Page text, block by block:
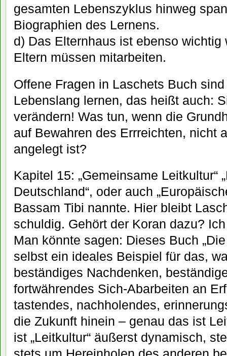
gesamten Lebenszyklus hinweg
Biographien des Lernens.
d) Das Elternhaus ist ebenso wichtig
Eltern müssen mitarbeiten.
Offene Fragen in Laschets Buch
Lebenslang lernen, das heißt auch:
verändern! Was tun, wenn die
auf Bewahren des Errreichten, nicht
angelegt ist?
Kapitel 15: „Gemeinsame Leitkultur“
Deutschland“, oder auch
Bassam Tibi nannte. Hier bleibt
schuldig. Gehört der Koran dazu?
Man könnte sagen: Dieses Buch
selbst ein ideales Beispiel für das,
beständiges Nachdenken,
fortwährendes Sich-Abarbeiten an
tastendes, nachholendes,
die Zukunft hinein – genau das ist
ist „Leitkultur“ äußerst dynamisch,